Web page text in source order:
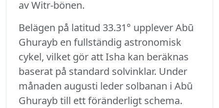
av Witr-bönen.
Belägen på latitud 33.31° upplever Abū
Ghurayb en fullständig astronomisk
cykel, vilket gör att Isha kan beräknas
baserat på standard solvinklar. Under
månaden augusti leder solbanan i Abū
Ghurayb till ett föränderligt schema.